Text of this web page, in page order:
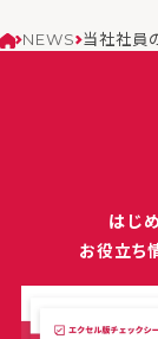
NEWS 当社社員
はじ
お役立ち